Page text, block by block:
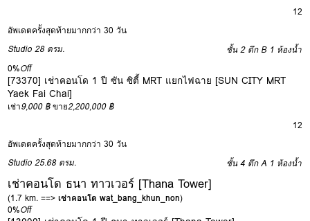
12
อัพเดตครั้งสุดท้ายมากกว่า 30 วัน
Studio 28 ตรม. ชั้น 2 ตึก B 1 ห้องน้ำ
0%Off
[73370] เช่าคอนโด 1 ปี ซัน ซิตี้ MRT แยกไฟฉาย [SUN CITY MRT
Yaek Fai Chai]
เช่า9,000 ฿ ขาย2,200,000 ฿
12
อัพเดตครั้งสุดท้ายมากกว่า 30 วัน
Studio 25.68 ตรม. ชั้น 4 ตึก A 1 ห้องน้ำ
เช่าคอนโด ธนา ทาวเวอร์ [Thana Tower]
(1.7 km. ==>เช่าคอนโด wat_bang_khun_non)
0%Off